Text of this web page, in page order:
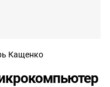
Кащенко